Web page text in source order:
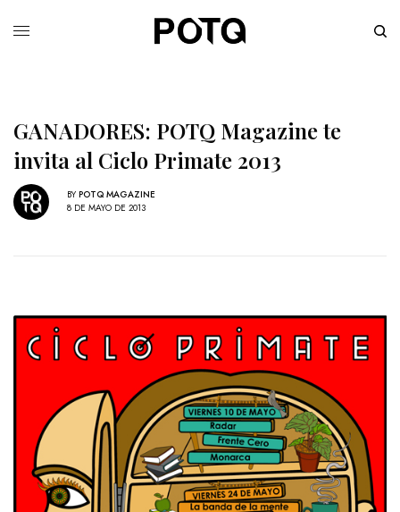
GANADORES: POTQ Magazine te
invita al Ciclo Primate 2013
BY POTQ MAGAZINE
8 DE MAYO DE 2013